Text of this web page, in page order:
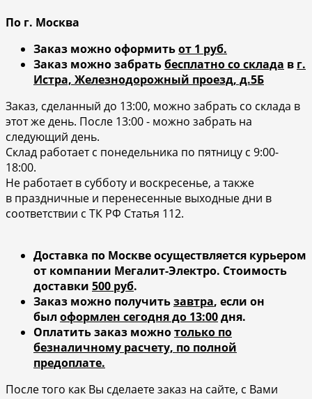
По г. Москва
Заказ можно оформитьот 1 руб.
Заказ можно забратьбесплатно со склада в г.
Истра, Железнодорожный проезд, д.5Б
Заказ, сделанный до 13:00, можно забрать со склада в
этот же день. После 13:00 - можно забрать на
следующий день.
Склад работает с понедельника по пятницу с 9:00-
18:00.
Не работает в субботу и воскресенье, а также
в праздничные и перенесенные выходные дни в
соответствии с ТК РФ Статья 112.
Доставка по Москве осуществляется курьером
от компании Мегалит-Электро. Стоимость
доставки 500 руб.
Заказ можно получитьзавтра, если он
был оформлен сегодня до 13:00дня.
Оплатить заказ можнотолько по
безналичному расчету, по полной
предоплате.
После того как Вы сделаете заказ на сайте, с Вами